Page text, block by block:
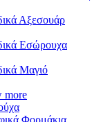
Αξεσουάρ
Εσώρουχα
Μαγιό
more
Φορμάκια